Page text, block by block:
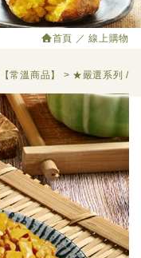
首頁 線上購物
【常溫商品】 ★嚴選系列